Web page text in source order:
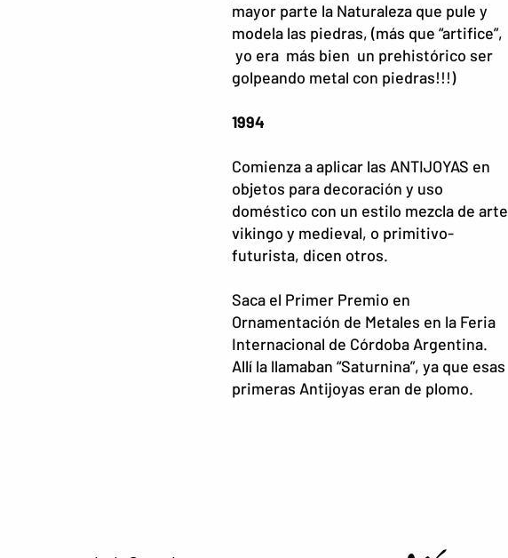
mayor parte la Naturaleza que pule y
modela las piedras, (más que “artifice”,
yo era más bien un prehistórico ser
golpeando metal con piedras!!!)
1994
Comienza a aplicar las ANTIJOYAS en
objetos para decoración y uso
doméstico con un estilo mezcla de arte
vikingo y medieval, o primitivo-
futurista, dicen otros.
Saca el Primer Premio en
Ornamentación de Metales en la Feria
Internacional de Córdoba Argentina.
Allí la llamaban “Saturnina”, ya que esas
primeras Antijoyas eran de plomo.